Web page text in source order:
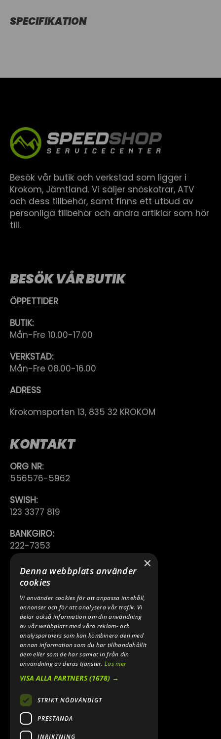
SPECIFIKATION
Besök vår butik och verkstad som ligger i
Krokom, Jämtland. Vi säljer snöskotrar, ATV
och dess tillbehör, samt finns ett utbud av
personliga tillbehör och andra artiklar som hör
till.
BESÖK VÅR BUTIK
ÖPPETTIDER
BUTIK:
Mån-Fre 10.00-17.00
VERKSTAD:
Mån-Fre 08.00-16.00
ADRESS
Krokomsporten 13, 835 32 KROKOM
KONTAKT
ORG NR:
556576-5962
SWISH:
123 3377 819
BANKGIRO:
222-7353
TELEFON:
0640 200 50
E-POST:
INFO@SPEEDSHOPEN.SE
ÅNGRA MITT KÖP
×
Denna webbplats använder
cookies
Vi använder cookies för att anpassa innehåll,
annonser och för att analysera vår trafik. Vi
delar också information om din användning
av vår webbplats med våra reklam- och
analyspartners som kan kombinera den med
annan information som du har tillhandahållit
dem eller som de har samlat in från din
användning av deras tjänster.Läs mer
VISA ALLA PARTNERS(1678) →
STRIKT NÖDVÄNDIGT
PRESTANDA
INRIKTNING